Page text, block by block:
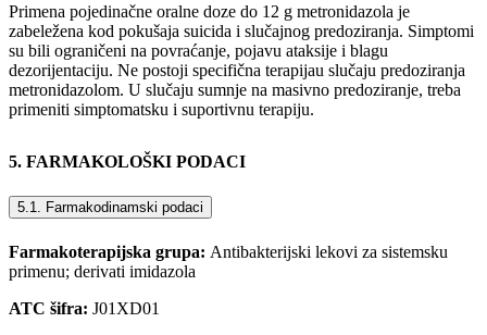
Primena pojedinačne oralne doze do 12 g metronidazola je
zabeležena kod pokušaja suicida i slučajnog predoziranja. Simptomi
su bili ograničeni na povraćanje, pojavu ataksije i blagu
dezorijentaciju. Ne postoji specifična terapijau slučaju predoziranja
metronidazolom. U slučaju sumnje na masivno predoziranje, treba
primeniti simptomatsku i suportivnu terapiju.
5. FARMAKOLOŠKI PODACI
5.1. Farmakodinamski podaci
Farmakoterapijska grupa: Antibakterijski lekovi za sistemsku
primenu; derivati imidazola
ATC šifra: J01XD01